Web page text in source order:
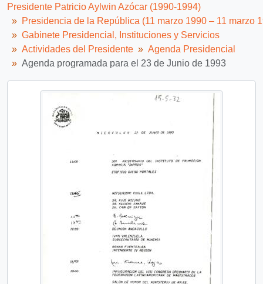
Presidente Patricio Aylwin Azócar (1990-1994)
Presidencia de la República (11 marzo 1990 – 11 marzo
Gabinete Presidencial, Instituciones y Servicios
Actividades del Presidente
Agenda Presidencial
Agenda programada para el 23 de Junio de 1993